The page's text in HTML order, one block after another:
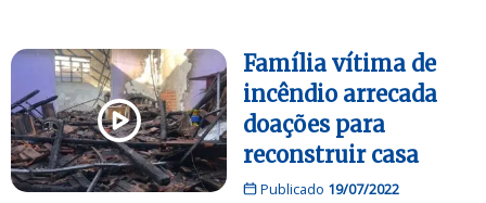
Família vítima de
incêndio arrecada
doações para
reconstruir casa
Publicado 19/07/2022